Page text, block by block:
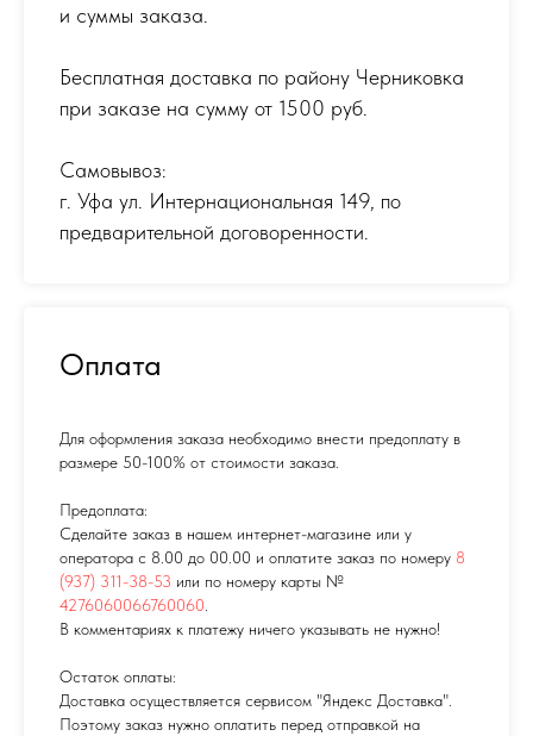
и суммы заказа.
Бесплатная доставка по району Черниковка
при заказе на сумму от 1500 руб.
Самовывоз:
г. Уфа ул. Интернациональная 149, по
предварительной договоренности.
Оплата
Для оформления заказа необходимо внести предоплату в
размере 50-100% от стоимости заказа.
Предоплата:
Сделайте заказ в нашем интернет-магазине или у
оператора с 8.00 до 00.00 и оплатите заказ по номеру 8
(937) 311-38-53 или по номеру карты №
4276060066760060
В комментариях к платежу ничего указывать не нужно!
Остаток оплаты:
Доставка осуществляется сервисом "Яндекс Доставка".
Поэтому заказ нужно оплатить перед отправкой на